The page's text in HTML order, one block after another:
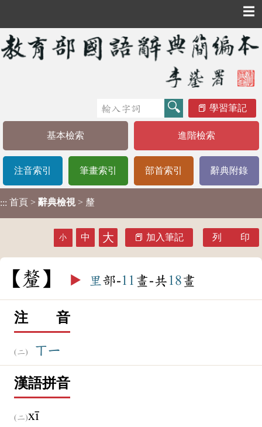
☰
學習筆記
基本檢索 進階檢索
注音索引 筆畫索引 部首索引 辭典附錄
::: 首頁 > 辭典檢視 > 釐
小 中 大 加入筆記 列 印
釐 ▶️ 里部-11 畫-共 18畫
注 音
ㄒㄧ
漢語拼音
xī